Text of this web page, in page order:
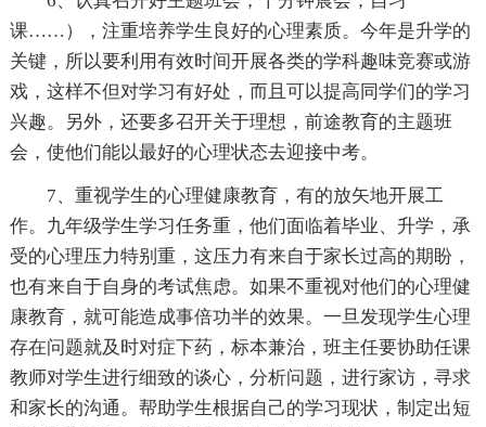
课……），注重培养学生良好的心理素质。今年是升学的
关键，所以要利用有效时间开展各类的学科趣味竞赛或游
戏，这样不但对学习有好处，而且可以提高同学们的学习
兴趣。另外，还要多召开关于理想，前途教育的主题班
会，使他们能以最好的心理状态去迎接中考。
7、重视学生的心理健康教育，有的放矢地开展工
作。九年级学生学习任务重，他们面临着毕业、升学，承
受的心理压力特别重，这压力有来自于家长过高的期盼，
也有来自于自身的考试焦虑。如果不重视对他们的心理健
康教育，就可能造成事倍功半的效果。一旦发现学生心理
存在问题就及时对症下药，标本兼治，班主任要协助任课
教师对学生进行细致的谈心，分析问题，进行家访，寻求
和家长的沟通。帮助学生根据自己的学习现状，制定出短